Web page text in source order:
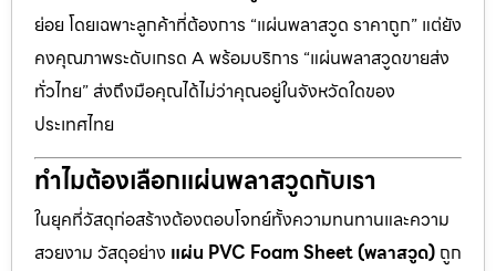
ย่อย โดยเฉพาะลูกค้าที่ต้องการ “แผ่นพลาสวูด ราคาถูก” แต่ยัง
คงคุณภาพระดับเกรด A พร้อมบริการ “แผ่นพลาสวูดขายส่ง
ทั่วไทย” ส่งถึงมือคุณได้ไม่ว่าคุณอยู่ในจังหวัดใดของ
ประเทศไทย
ทำไมต้องเลือกแผ่นพลาสวูดกับเรา
ในยุคที่วัสดุก่อสร้างต้องตอบโจทย์ทั้งความทนทานและความ
สวยงาม วัสดุอย่าง แผ่น PVC Foam Sheet (พลาสวูด) ถูก